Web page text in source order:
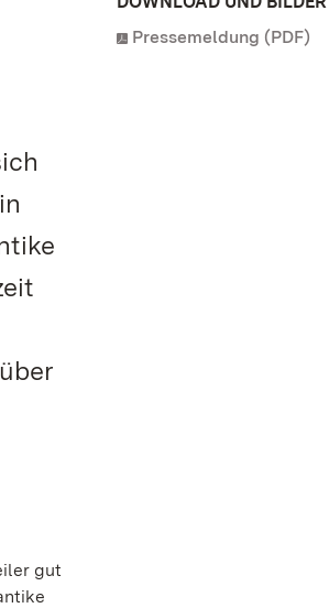
gut
Pressemeldung (PDF)